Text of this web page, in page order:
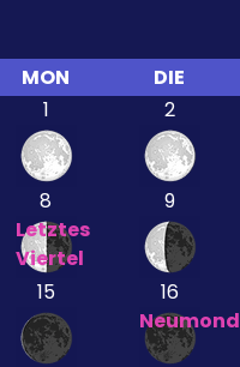
MON DIE
1
2
8
Letztes
Viertel
9
15
16
Neumond